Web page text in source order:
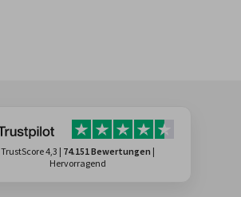
TrustScore 4,3 | 74.151 Bewertungen |
Hervorragend